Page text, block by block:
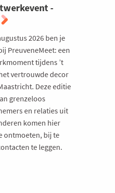
-
2026 ben je
PreuveneMeet: een
tijdens ’t
vertrouwde decor
Deze editie
grenzeloos
en relaties uit
komen hier
ontmoeten, bij te
te leggen.